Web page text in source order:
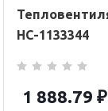
НС-1133344
1 888.79 ₽